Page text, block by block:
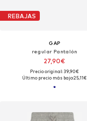
REBAJAS
GAP
regular Pantalón
27,90€
Precio original: 39,90€
Último precio más bajo:25,11€